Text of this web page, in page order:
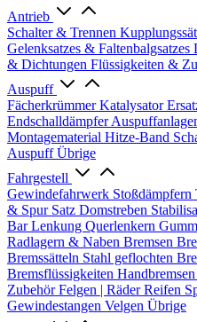
Antrieb
Schalter & Trennen
Gelenksatzes & Faltenbalgsatzes
& Dichtungen Flüssigkeiten &
Auspuff
FächerkrümmerKatalysator
Endschalldämpfer
Montagematerial Hitze-Band
Auspuff Übrige
Fahrgestell
Gewindefahrwerk Stoßdämpfern
& Spur Satz Domstreben
BarLenkung Querlenkern
Radlagern & Naben Bremsen
Bremssätteln Stahl geflochten
Bremsflüssigkeiten Handbremsen
ZubehörFelgen | RäderReifen
Gewindestangen Velgen Übrige